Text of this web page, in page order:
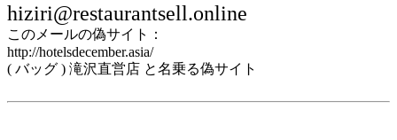
hiziri@restaurantsell.online
このメールの偽サイト：
http://hotelsdecember.asia/
( バッグ ) 滝沢直営店 と名乗る偽サイト